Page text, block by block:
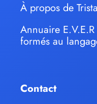
À propos de
Annuaire
formés au
Contact